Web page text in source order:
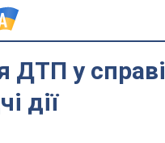
ДТП у справі
дії